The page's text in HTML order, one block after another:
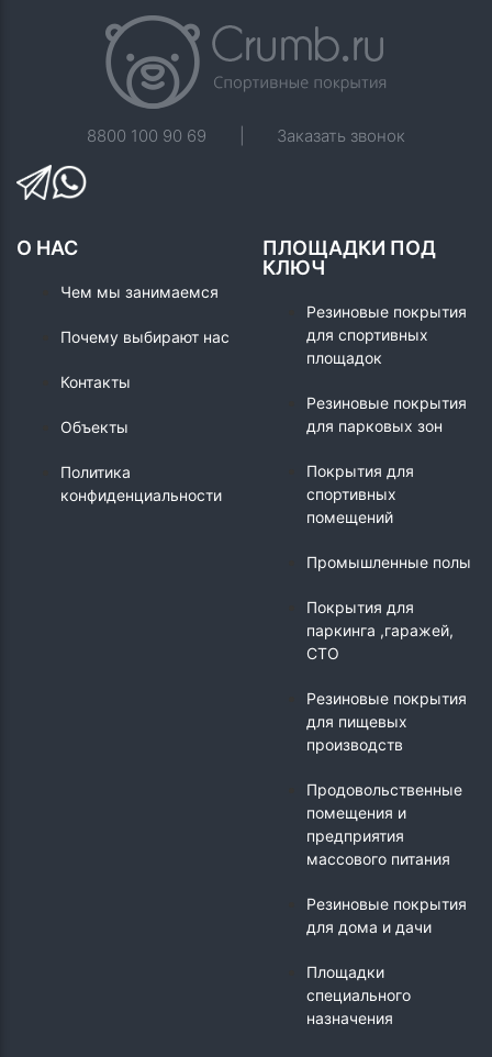
8800 100 90 69 Заказать звонок
О НАС
Чем мы занимаемся
Почему выбирают нас
Контакты
Объекты
Политика
конфиденциальности
ПЛОЩАДКИ ПОД
КЛЮЧ
Резиновые покрытия
для спортивных
площадок
Резиновые покрытия
для парковых зон
Покрытия для
спортивных
помещений
Промышленные полы
Покрытия для
паркинга ,гаражей,
СТО
Резиновые покрытия
для пищевых
производств
Продовольственные
помещения и
предприятия
массового питания
Резиновые покрытия
для дома и дачи
Площадки
специального
назначения